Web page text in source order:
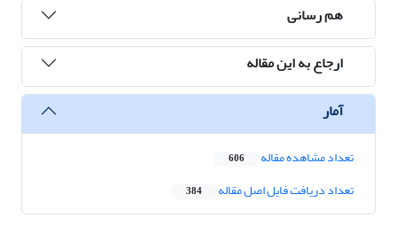
هم رسانی
ارجاع به این مقاله
آمار
تعداد مشاهده مقاله 606
تعداد دریافت فایل اصل مقاله 384